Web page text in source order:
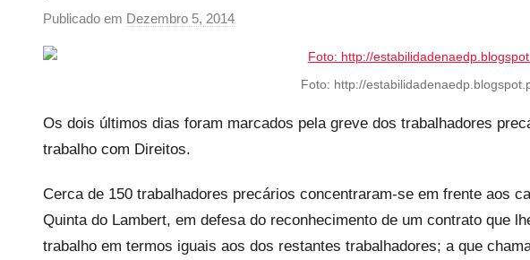
Publicado em Dezembro 5, 2014
r
i
o
Foto: http://
Os dois últimos dias foram marcados pela greve dos trabalhadores
trabalho com Direitos.
Cerca de 150 trabalhadores precários concentraram-se em frente aos
Quinta do Lambert, em defesa do reconhecimento de um contrato que
trabalho em termos iguais aos dos restantes trabalhadores; a que